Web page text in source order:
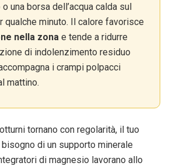
o una borsa dell’acqua calda sul
qualche minuto. Il calore favorisce
nella zona e tende a ridurre
di indolenzimento residuo
i crampi polpacci
mattino.
tornano con regolarità, il tuo
di un supporto minerale
di magnesio lavorano allo